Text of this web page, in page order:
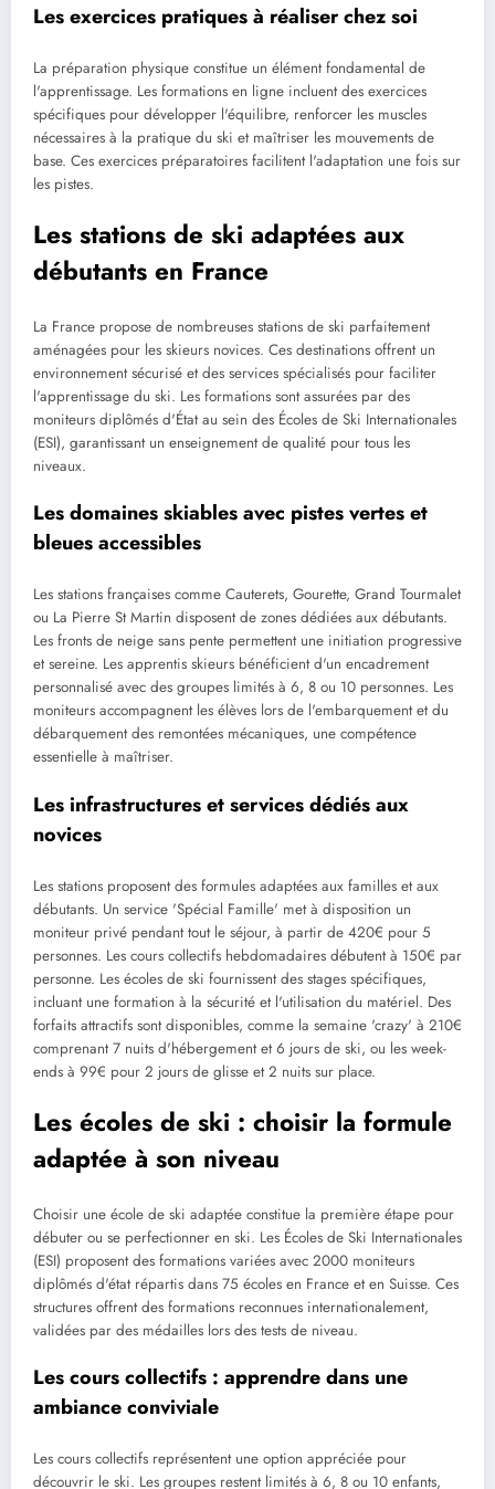
Les exercices pratiques à réaliser chez soi
La préparation physique constitue un élément fondamental de
l'apprentissage. Les formations en ligne incluent des exercices
spécifiques pour développer l'équilibre, renforcer les muscles
nécessaires à la pratique du ski et maîtriser les mouvements de
base. Ces exercices préparatoires facilitent l'adaptation une fois sur
les pistes.
Les stations de ski adaptées aux
débutants en France
La France propose de nombreuses stations de ski parfaitement
aménagées pour les skieurs novices. Ces destinations offrent un
environnement sécurisé et des services spécialisés pour faciliter
l'apprentissage du ski. Les formations sont assurées par des
moniteurs diplômés d'État au sein des Écoles de Ski Internationales
(ESI), garantissant un enseignement de qualité pour tous les
niveaux.
Les domaines skiables avec pistes vertes et
bleues accessibles
Les stations françaises comme Cauterets, Gourette, Grand Tourmalet
ou La Pierre St Martin disposent de zones dédiées aux débutants.
Les fronts de neige sans pente permettent une initiation progressive
et sereine. Les apprentis skieurs bénéficient d'un encadrement
personnalisé avec des groupes limités à 6, 8 ou 10 personnes. Les
moniteurs accompagnent les élèves lors de l'embarquement et du
débarquement des remontées mécaniques, une compétence
essentielle à maîtriser.
Les infrastructures et services dédiés aux
novices
Les stations proposent des formules adaptées aux familles et aux
débutants. Un service 'Spécial Famille' met à disposition un
moniteur privé pendant tout le séjour, à partir de 420€ pour 5
personnes. Les cours collectifs hebdomadaires débutent à 150€ par
personne. Les écoles de ski fournissent des stages spécifiques,
incluant une formation à la sécurité et l'utilisation du matériel. Des
forfaits attractifs sont disponibles, comme la semaine 'crazy' à 210€
comprenant 7 nuits d'hébergement et 6 jours de ski, ou les week-
ends à 99€ pour 2 jours de glisse et 2 nuits sur place.
Les écoles de ski : choisir la formule
adaptée à son niveau
Choisir une école de ski adaptée constitue la première étape pour
débuter ou se perfectionner en ski. Les Écoles de Ski Internationales
(ESI) proposent des formations variées avec 2000 moniteurs
diplômés d'état répartis dans 75 écoles en France et en Suisse. Ces
structures offrent des formations reconnues internationalement,
validées par des médailles lors des tests de niveau.
Les cours collectifs : apprendre dans une
ambiance conviviale
Les cours collectifs représentent une option appréciée pour
découvrir le ski. Les groupes restent limités à 6, 8 ou 10 enfants,